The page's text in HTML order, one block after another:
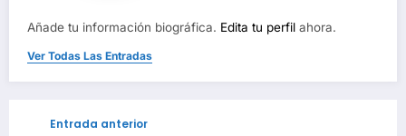
Añade tu información biográfica. Edita tu perfil ahora.
Ver Todas Las Entradas
Entrada anterior